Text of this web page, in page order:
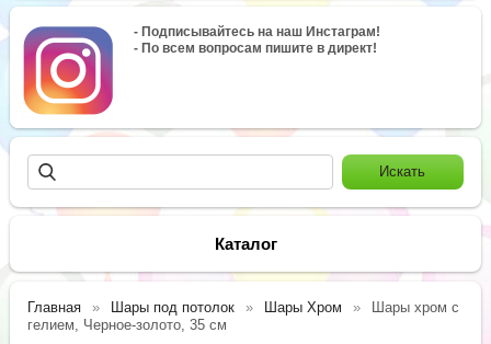
- Подписывайтесь на наш Инстаграм!
- По всем вопросам пишите в директ!
Каталог
Главная Шары под потолок Шары Хром
Шары хром с
гелием, Черное-золото, 35 см